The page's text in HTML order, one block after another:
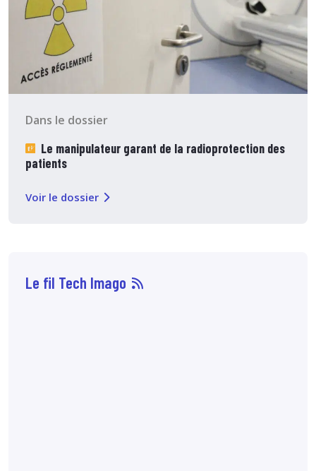
Dans le dossier
Le manipulateur garant de la radioprotection des
patients
Voir le dossier
Le fil Tech Imago